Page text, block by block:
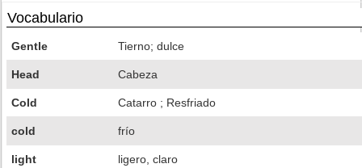
Vocabulario
Gentle Tierno; dulce
Head Cabeza
Cold Catarro ; Resfriado
cold frío
light ligero, claro